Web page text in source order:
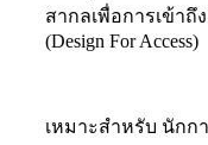
(Design For Access)